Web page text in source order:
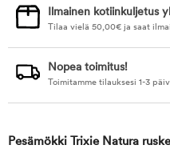
Ilmainen kotiinkuljetus
Tilaa vielä 50,00€ ja saat
Nopea toimitus!
Toimitamme tilauksesi 1-3
Pesämökki Trixie Natura